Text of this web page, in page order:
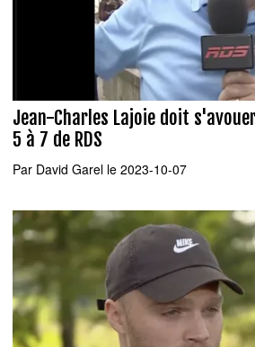
Jean-Charles Lajoie doit
5 à 7 de RDS
Par David Garel le 2023-10-07